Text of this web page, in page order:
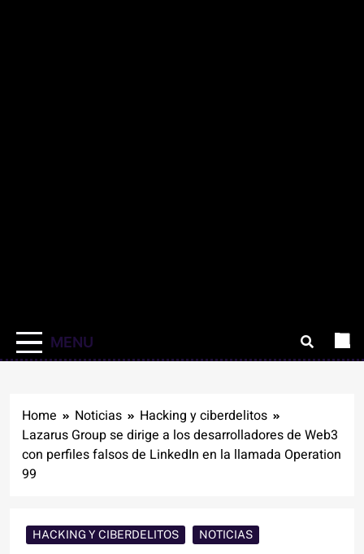
MENU
Home Noticias
Hacking y ciberdelitos
Lazarus Group se dirige a los desarrolladores de Web3
con perfiles falsos de LinkedIn en la llamada Operation
99
HACKING Y CIBERDELITOS NOTICIAS